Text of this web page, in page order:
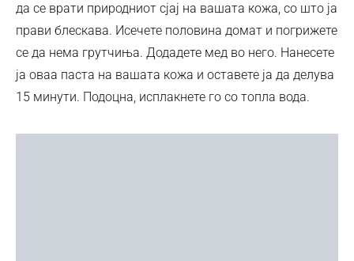
да се врати природниот сјај на вашата кожа, со што ја
прави блескава. Исечете половина домат и погрижете
се да нема грутчиња. Додадете мед во него. Нанесете
ја оваа паста на вашата кожа и оставете ја да делува
15 минути. Подоцна, исплакнете го со топла вода.